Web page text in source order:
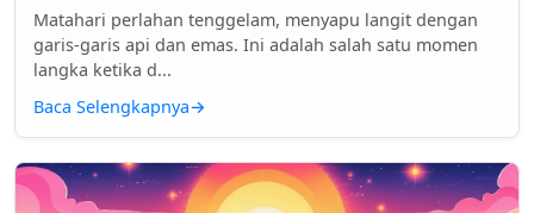
Matahari perlahan tenggelam, menyapu langit dengan
garis-garis api dan emas. Ini adalah salah satu momen
langka ketika d...
Baca Selengkapnya→